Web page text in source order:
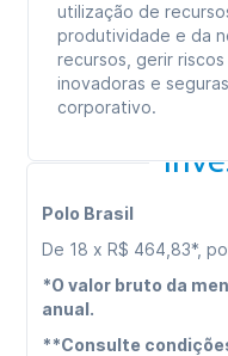
utilização de
produtividade e da
recursos, gerir
inovadoras e
corporativo.
Polo Brasil
De 18 x R$ 464,83*,
*O valor bruto da
anual.
**Consulte